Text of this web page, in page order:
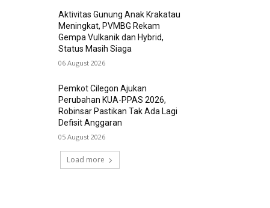
Aktivitas Gunung Anak Krakatau
Meningkat, PVMBG Rekam
Gempa Vulkanik dan Hybrid,
Status Masih Siaga
06 August 2026
Pemkot Cilegon Ajukan
Perubahan KUA-PPAS 2026,
Robinsar Pastikan Tak Ada Lagi
Defisit Anggaran
05 August 2026
Load more